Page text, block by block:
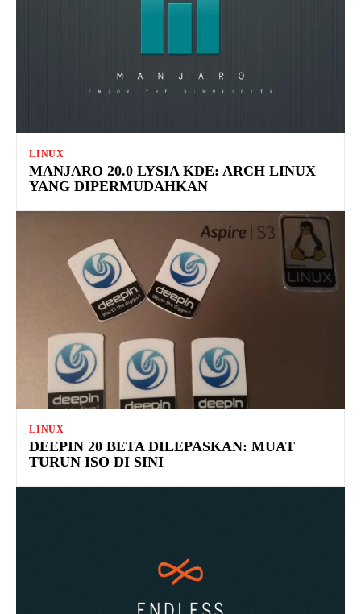
LINUX
MANJARO 20.0 LYSIA KDE: ARCH LINUX
YANG DIPERMUDAHKAN
LINUX
DEEPIN 20 BETA DILEPASKAN: MUAT
TURUN ISO DI SINI